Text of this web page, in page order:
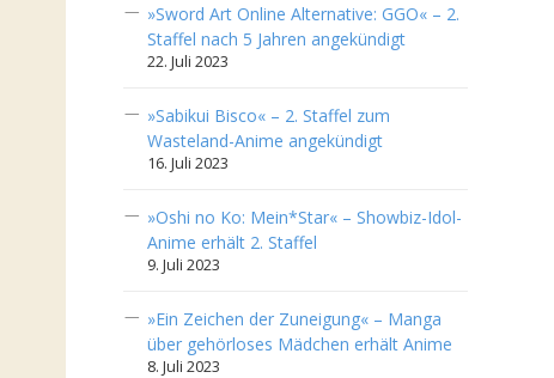
»Sword Art Online Alternative: GGO« – 2.
Staffel nach 5 Jahren angekündigt
22. Juli 2023
»Sabikui Bisco« – 2. Staffel zum
Wasteland-Anime angekündigt
16. Juli 2023
»Oshi no Ko: Mein*Star« – Showbiz-Idol-
Anime erhält 2. Staffel
9. Juli 2023
»Ein Zeichen der Zuneigung« – Manga
über gehörloses Mädchen erhält Anime
8. Juli 2023